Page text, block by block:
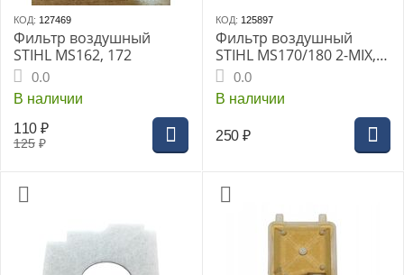
КОД: 127469
Фильтр воздушный
STIHL MS162, 172
0.0
В наличии
125 ₽
110 ₽
КОД: 125897
Фильтр воздушный
STIHL MS170/180 2-MIX,
(1130-141-1700)
0.0
В наличии
250 ₽